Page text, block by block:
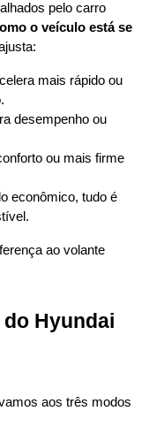
pelo carro
o veículo está se
mais rápido ou
desempenho ou
ou mais firme
econômico, tudo é
Hyundai
aos três modos